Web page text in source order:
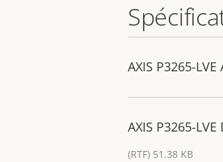
AXIS P3265-
AXIS P3265-
(RTF) 51.38 KB